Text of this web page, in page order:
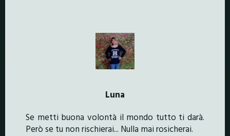
Luna
Se metti buona volontà il mondo tutto ti darà.
Però se tu non rischierai... Nulla mai rosicherai.